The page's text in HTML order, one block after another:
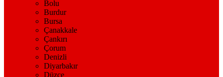
Bolu
Burdur
Bursa
Çanakkale
Çankırı
Çorum
Denizli
Diyarbakır
Düzce